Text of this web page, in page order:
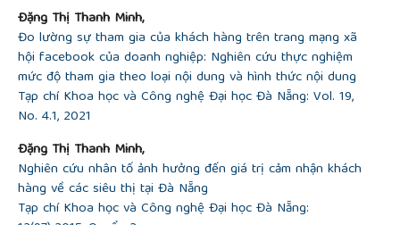
Đặng Thị Thanh Minh,
Đo lường sự tham gia của khách hàng trên trang mạng xã
hội facebook của doanh nghiệp: Nghiên cứu thực nghiệm
mức độ tham gia theo loại nội dung và hình thức nội dung
Tạp chí Khoa học và Công nghệ Đại học Đà Nẵng: Vol. 19,
No. 4.1, 2021
Đặng Thị Thanh Minh,
Nghiên cứu nhân tố ảnh hưởng đến giá trị cảm nhận khách
hàng về các siêu thị tại Đà Nẵng
Tạp chí Khoa học và Công nghệ Đại học Đà Nẵng: